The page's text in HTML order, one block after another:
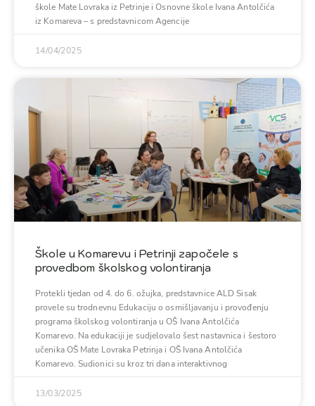
škole Mate Lovraka iz Petrinje i Osnovne škole Ivana Antolčića
iz Komareva – s predstavnicom Agencije
14/04/2025
Škole u Komarevu i Petrinji započele s
provedbom školskog volontiranja
Protekli tjedan od 4. do 6. ožujka, predstavnice ALD Sisak
provele su trodnevnu Edukaciju o osmišljavanju i provođenju
programa školskog volontiranja u OŠ Ivana Antolčića
Komarevo. Na edukaciji je sudjelovalo šest nastavnica i šestoro
učenika OŠ Mate Lovraka Petrinja i OŠ Ivana Antolčića
Komarevo. Sudionici su kroz tri dana interaktivnog
13/03/2025